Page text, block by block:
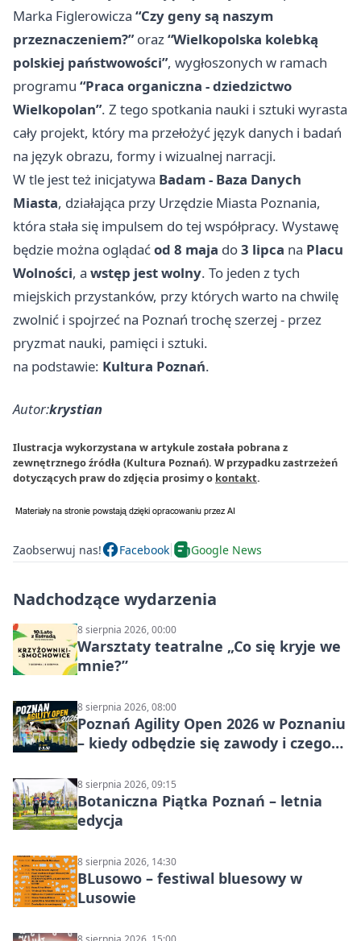
Marka Figlerowicza “Czy geny są naszym
przeznaczeniem?”oraz“Wielkopolska kolebką
polskiej państwowości”, wygłoszonych w ramach
programu “Praca organiczna - dziedzictwo
Wielkopolan”. Z tego spotkania nauki i sztuki wyrasta
cały projekt, który ma przełożyć język danych i badań
na język obrazu, formy i wizualnej narracji.
W tle jest też inicjatywa Badam - Baza Danych
Miasta, działająca przy Urzędzie Miasta Poznania,
która stała się impulsem do tej współpracy. Wystawę
będzie można oglądaćod 8 maja do3 lipca na Placu
Wolności, a wstęp jest wolny. To jeden z tych
miejskich przystanków, przy których warto na chwilę
zwolnić i spojrzeć na Poznań trochę szerzej - przez
pryzmat nauki, pamięci i sztuki.
na podstawie: Kultura Poznań.
Autor:krystian
Ilustracja wykorzystana w artykule została pobrana z
zewnętrznego źródła (Kultura Poznań). W przypadku zastrzeżeń
dotyczących praw do zdjęcia prosimy o kontakt.
Zaobserwuj nas! Facebook Google News
Nadchodzące wydarzenia
8 sierpnia 2026, 00:00
Warsztaty teatralne „Co się kryje we
mnie?”
8 sierpnia 2026, 08:00
Poznań Agility Open 2026 w Poznaniu
– kiedy odbędzie się zawody i czego
8 sierpnia 2026, 09:15
Botaniczna Piątka Poznań – letnia
edycja
8 sierpnia 2026, 14:30
BLusowo – festiwal bluesowy w
Lusowie